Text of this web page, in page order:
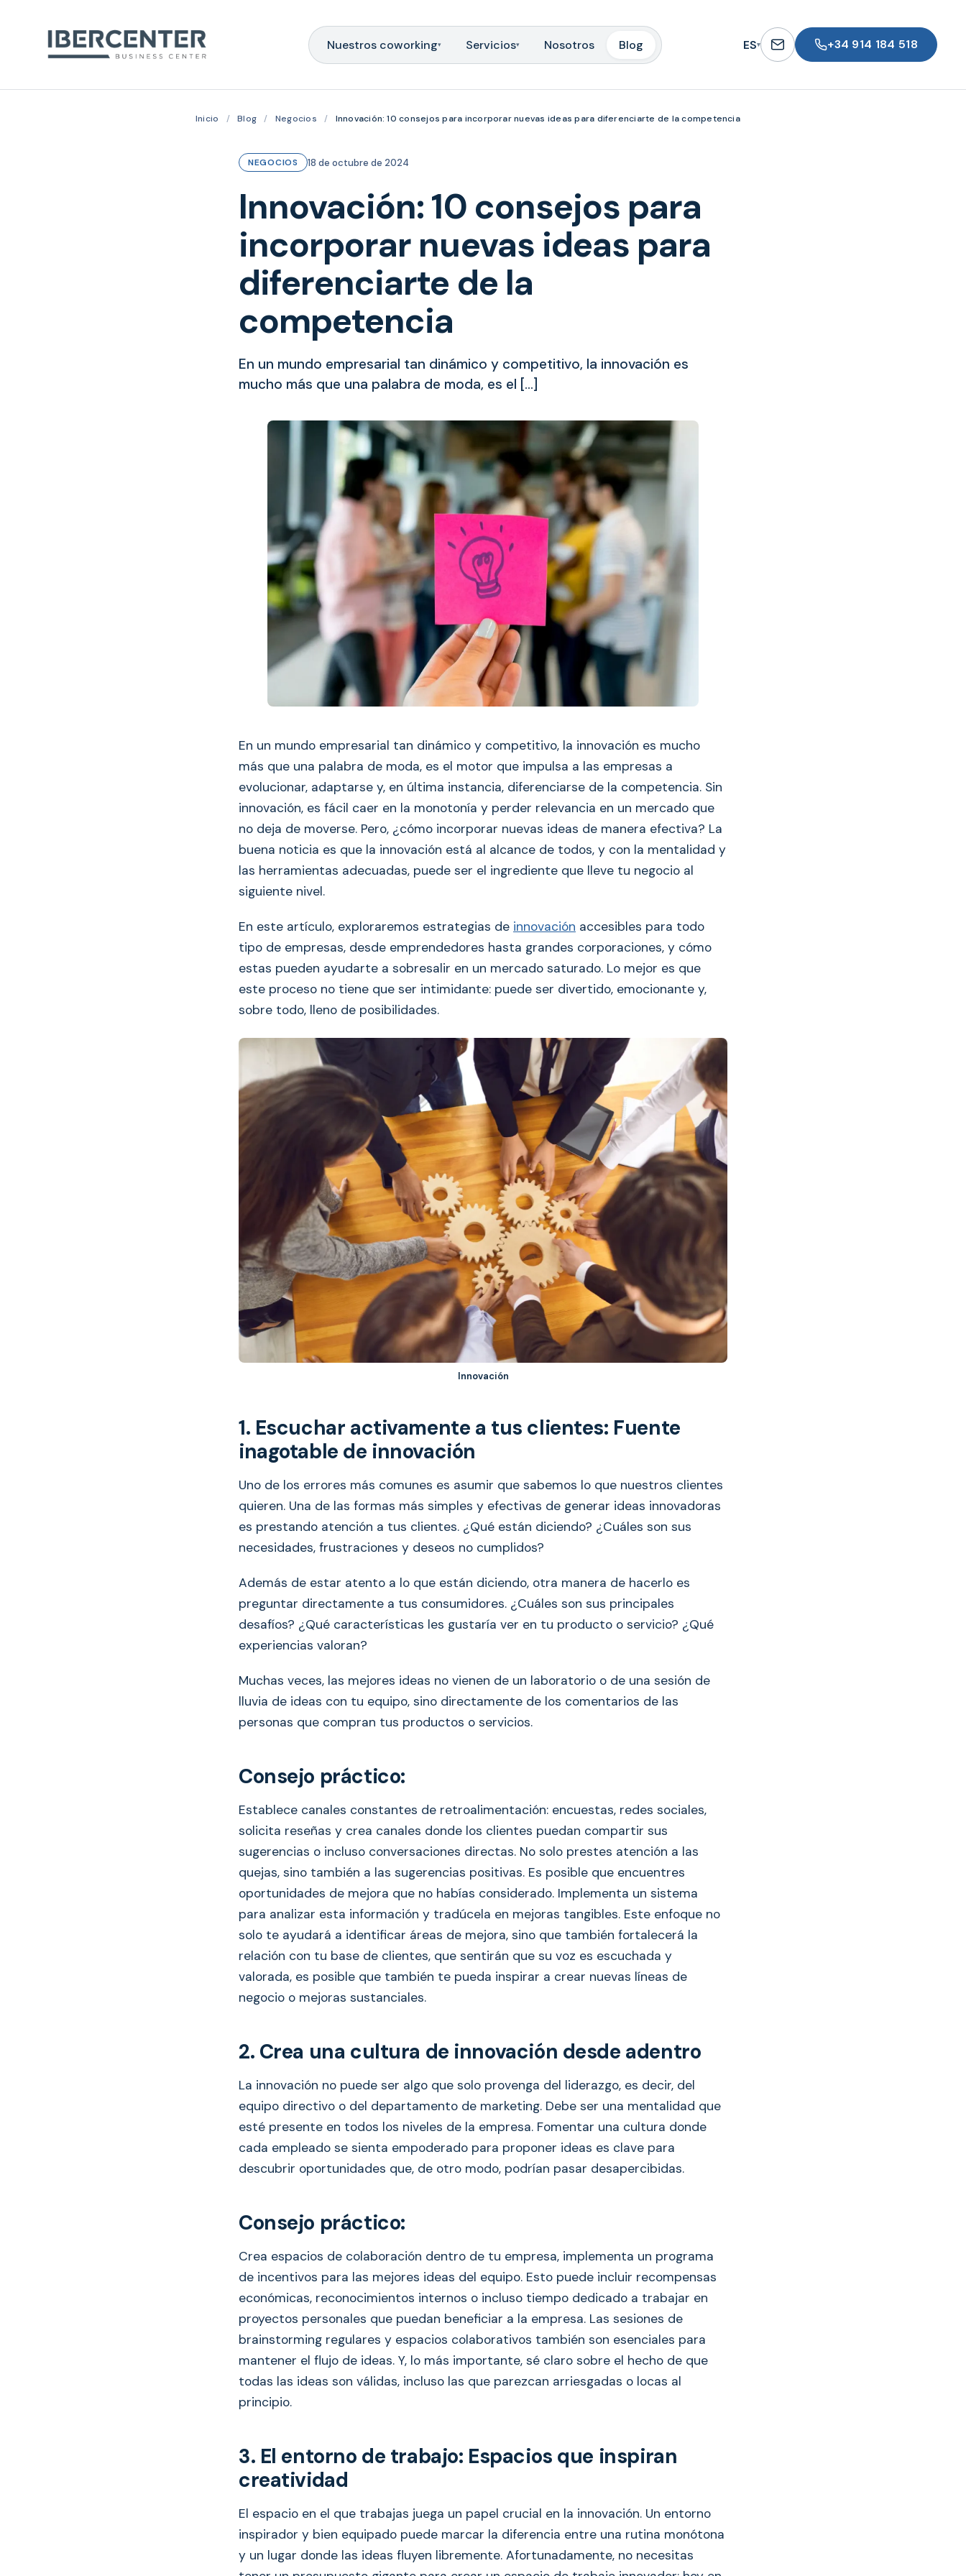
Nuestros coworking▾ Servicios▾ Nosotros Blog ES▾ +34 914 184 518
Inicio / Blog / Negocios / Innovación: 10 consejos para incorporar nuevas ideas para diferenciarte de la competencia
NEGOCIOS 18 de octubre de 2024
Innovación: 10 consejos para
incorporar nuevas ideas para
diferenciarte de la
competencia
En un mundo empresarial tan dinámico y competitivo, la innovación es
mucho más que una palabra de moda, es el […]
En un mundo empresarial tan dinámico y competitivo, la innovación es mucho
más que una palabra de moda, es el motor que impulsa a las empresas a
evolucionar, adaptarse y, en última instancia, diferenciarse de la competencia. Sin
innovación, es fácil caer en la monotonía y perder relevancia en un mercado que
no deja de moverse. Pero, ¿cómo incorporar nuevas ideas de manera efectiva? La
buena noticia es que la innovación está al alcance de todos, y con la mentalidad y
las herramientas adecuadas, puede ser el ingrediente que lleve tu negocio al
siguiente nivel.
En este artículo, exploraremos estrategias de innovación accesibles para todo
tipo de empresas, desde emprendedores hasta grandes corporaciones, y cómo
estas pueden ayudarte a sobresalir en un mercado saturado. Lo mejor es que
este proceso no tiene que ser intimidante: puede ser divertido, emocionante y,
sobre todo, lleno de posibilidades.
Innovación
1. Escuchar activamente a tus clientes: Fuente
inagotable de innovación
Uno de los errores más comunes es asumir que sabemos lo que nuestros clientes
quieren. Una de las formas más simples y efectivas de generar ideas innovadoras
es prestando atención a tus clientes. ¿Qué están diciendo? ¿Cuáles son sus
necesidades, frustraciones y deseos no cumplidos?
Además de estar atento a lo que están diciendo, otra manera de hacerlo es
preguntar directamente a tus consumidores. ¿Cuáles son sus principales
desafíos? ¿Qué características les gustaría ver en tu producto o servicio? ¿Qué
experiencias valoran?
Muchas veces, las mejores ideas no vienen de un laboratorio o de una sesión de
lluvia de ideas con tu equipo, sino directamente de los comentarios de las
personas que compran tus productos o servicios.
Consejo práctico:
Establece canales constantes de retroalimentación: encuestas, redes sociales,
solicita reseñas y crea canales donde los clientes puedan compartir sus
sugerencias o incluso conversaciones directas. No solo prestes atención a las
quejas, sino también a las sugerencias positivas. Es posible que encuentres
oportunidades de mejora que no habías considerado. Implementa un sistema
para analizar esta información y tradúcela en mejoras tangibles. Este enfoque no
solo te ayudará a identificar áreas de mejora, sino que también fortalecerá la
relación con tu base de clientes, que sentirán que su voz es escuchada y
valorada, es posible que también te pueda inspirar a crear nuevas líneas de
negocio o mejoras sustanciales.
2. Crea una cultura de innovación desde adentro
La innovación no puede ser algo que solo provenga del liderazgo, es decir, del
equipo directivo o del departamento de marketing. Debe ser una mentalidad que
esté presente en todos los niveles de la empresa. Fomentar una cultura donde
cada empleado se sienta empoderado para proponer ideas es clave para
descubrir oportunidades que, de otro modo, podrían pasar desapercibidas.
Consejo práctico:
Crea espacios de colaboración dentro de tu empresa, implementa un programa
de incentivos para las mejores ideas del equipo. Esto puede incluir recompensas
económicas, reconocimientos internos o incluso tiempo dedicado a trabajar en
proyectos personales que puedan beneficiar a la empresa. Las sesiones de
brainstorming regulares y espacios colaborativos también son esenciales para
mantener el flujo de ideas. Y, lo más importante, sé claro sobre el hecho de que
todas las ideas son válidas, incluso las que parezcan arriesgadas o locas al
principio.
3. El entorno de trabajo: Espacios que inspiran
creatividad
El espacio en el que trabajas juega un papel crucial en la innovación. Un entorno
inspirador y bien equipado puede marcar la diferencia entre una rutina monótona
y un lugar donde las ideas fluyen libremente. Afortunadamente, no necesitas